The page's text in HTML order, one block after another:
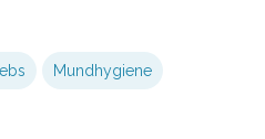
Mundhygiene